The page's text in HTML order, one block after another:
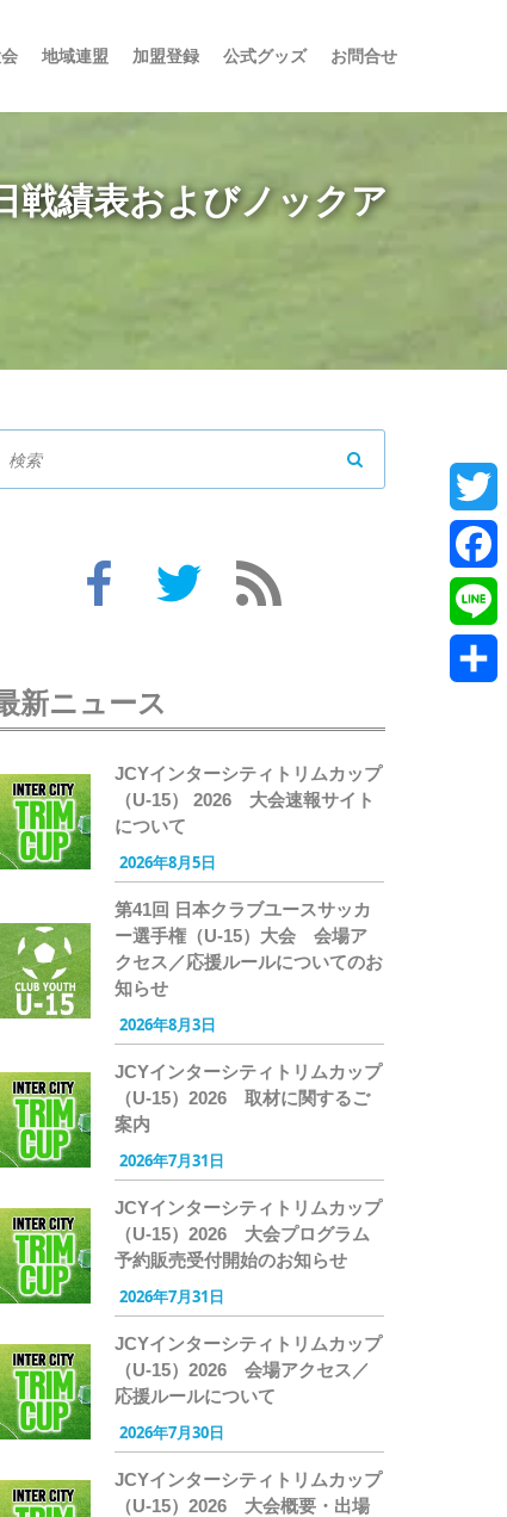
地域連盟 加盟登録 公式グッズ お問合せ
戦績表およびノックア
新ニュース
JCYインターシティトリムカップ
（U-15） 2026 大会速報サイト
について
2026年8月5日
第41回 日本クラブユースサッカ
ー選手権（U-15）大会 会場ア
クセス／応援ルールについてのお
知らせ
2026年8月3日
JCYインターシティトリムカップ
（U-15）2026 取材に関するご
案内
2026年7月31日
JCYインターシティトリムカップ
（U-15）2026 大会プログラム
予約販売受付開始のお知らせ
2026年7月31日
JCYインターシティトリムカップ
（U-15）2026 会場アクセス／
応援ルールについて
2026年7月30日
JCYインターシティトリムカップ
（U-15）2026 大会概要・出場
Line